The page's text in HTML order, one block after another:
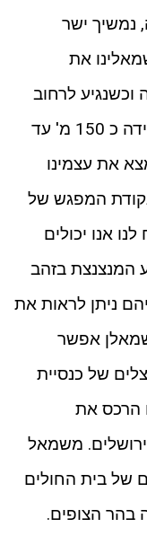
נמשיך ישר
את
וכשנגיע לרחוב
הראשון נפנה בו ימינה. נצעד בו בירידה כ 150 מ' עד
את עצמינו
המפגש של
אנו יכולים
המנצנצת בזהב
ניתן לראות את
אפשר
של כנסיית
הרכס את
משמאל
של בית החולים
בהר הצופים.